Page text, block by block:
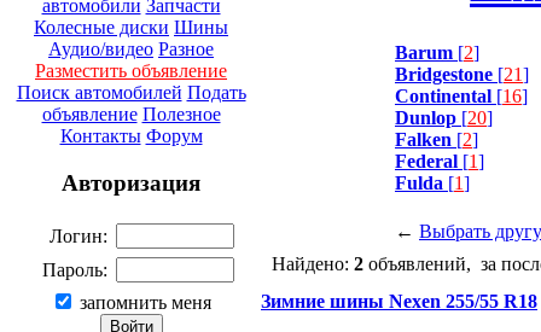
автомобили Запчасти
Колесные диски Шины
Аудио/видео Разное
Разместить объявление
Поиск автомобилей Подать
объявление Полезное
Контакты Форум
Авторизация
Логин:
Пароль:
запомнить меня
Barum [2]
Bridgestone [21]
Continental [16]
Dunlop [20]
Falken [2]
Federal [1]
Fulda [1]
← Выбрать
Найдено: 2объявлений, за
Зимние шины Nexen 255/55 R18